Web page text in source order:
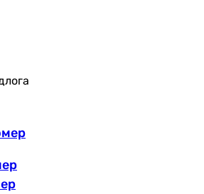
підлоги, що негативно впливає
рівня підлоги до 15 см;
токсичних речовин, що
матеріалами.
виробляє теплі підлоги?